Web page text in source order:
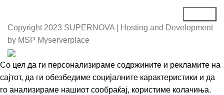
Copyright 2023 SUPERNOVA | Hosting and Development
by MSP Myserverplace
Со цел да ги персонализираме содржините и рекламите на
сајтот, да ги обезбедиме социјалните карактеристики и да
го анализираме нашиот сообраќај, користиме колачиња.